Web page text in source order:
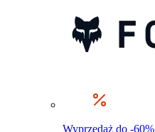
Wyprzedaż do -60%